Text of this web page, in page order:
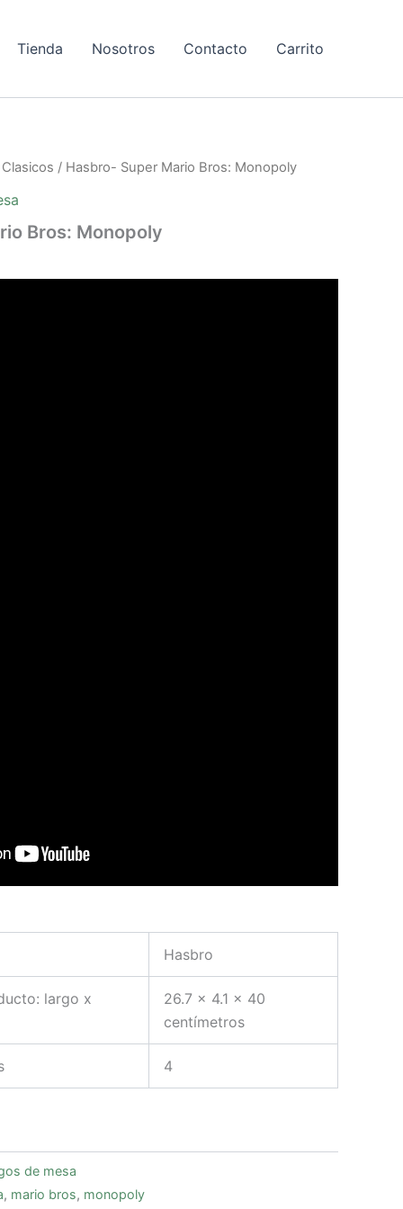
Tienda Nosotros Contacto Carrito
Clasicos / Hasbro- Super Mario Bros: Monopoly
Bros: Monopoly
Hasbro
largo x
26.7 x 4.1 x 40
centímetros
4
de mesa
, mario bros, monopoly